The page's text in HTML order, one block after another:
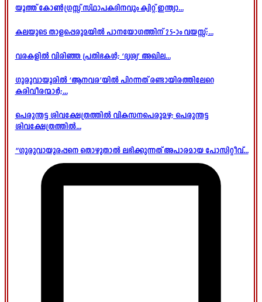
യൂത്ത് കോൺഗ്രസ്സ് സ്ഥാപകദിനവും ക്വിറ്റ് ഇന്ത്യാ...
കലയുടെ താളപ്പെരുമയിൽ പാനയോഗത്തിന് 25-ാം വയസ്സ്;...
വരകളിൽ വിരിഞ്ഞ പ്രതിഭകൾ; ‘ദൃശ്യ’ അഖില...
ഗുരുവായൂരിൽ ‘ആനവര’യിൽ പിറന്നത് രണ്ടായിരത്തിലേറെ
കരിവീരന്മാർ;...
പെരുന്തട്ട ശിവക്ഷേത്രത്തിൽ വികസനപെരുമഴ; പെരുന്തട്ട
ശിവക്ഷേത്രത്തിൽ...
“ഗുരുവായൂരപ്പനെ തൊഴുതാൽ ലഭിക്കുന്നത് അപാരമായ പോസിറ്റീവ്...